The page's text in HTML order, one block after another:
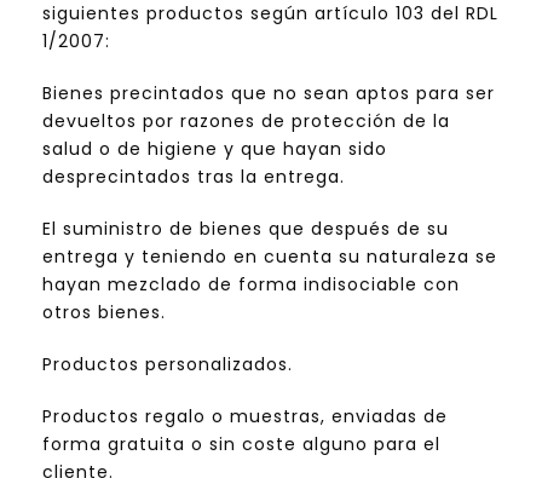
siguientes productos según artículo 103 del RDL
1/2007:
Bienes precintados que no sean aptos para ser
devueltos por razones de protección de la
salud o de higiene y que hayan sido
desprecintados tras la entrega.
El suministro de bienes que después de su
entrega y teniendo en cuenta su naturaleza se
hayan mezclado de forma indisociable con
otros bienes.
Productos personalizados.
Productos regalo o muestras, enviadas de
forma gratuita o sin coste alguno para el
cliente.